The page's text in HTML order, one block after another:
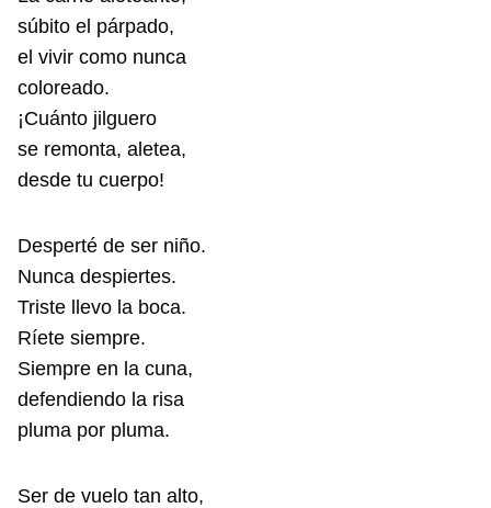
súbito el párpado,
el vivir como nunca
coloreado.
¡Cuánto jilguero
se remonta, aletea,
desde tu cuerpo!
Desperté de ser niño.
Nunca despiertes.
Triste llevo la boca.
Ríete siempre.
Siempre en la cuna,
defendiendo la risa
pluma por pluma.
Ser de vuelo tan alto,